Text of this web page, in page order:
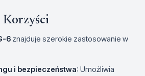
Korzyści
6 znajduje szerokie zastosowanie w
i bezpieczeństwa: Umożliwia